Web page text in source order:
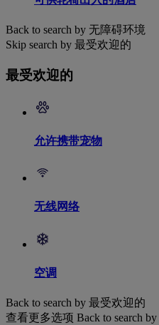
Back to search by 无障碍环境
Skip search by 最受欢迎的
最受欢迎的
允许携带宠物
无线网络
空调
Back to search by 最受欢迎的
查看更多选项 Back to search by